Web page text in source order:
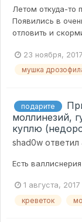
Летом откуда-
Появились в
отловить и
23 ноября, 2017
мушка
подарите
моллинезий,
куплю
shad0w ответил
Есть
1 августа, 2017
креветок